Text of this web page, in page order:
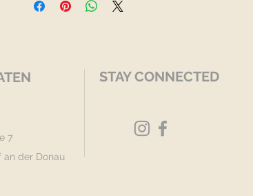
7
an der Donau
STAY CONNECTED